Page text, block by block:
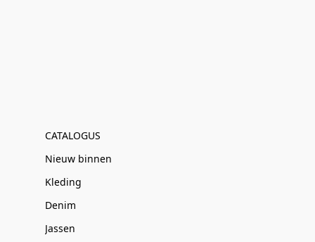
CATALOGUS
Nieuw binnen
Kleding
Denim
Jassen